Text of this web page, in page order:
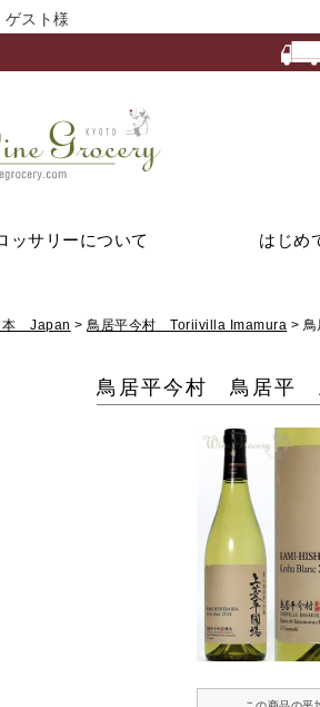
ゲスト様
ッサリーについて はじめ
本 Japan 鳥居平今村 Toriivilla Imamura
鳥居平今村 鳥居平